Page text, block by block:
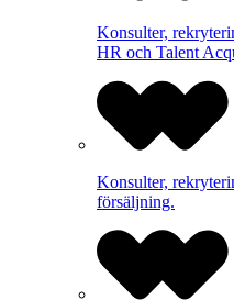
Konsulter,
HR och Talent
Konsulter,
försäljning.